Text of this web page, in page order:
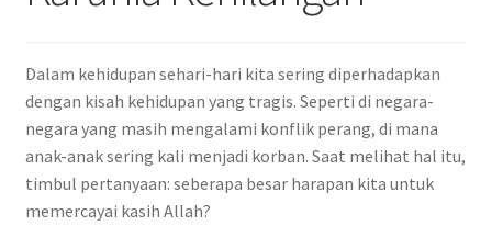
Dalam kehidupan sehari-hari kita sering diperhadapkan
dengan kisah kehidupan yang tragis. Seperti di negara-
negara yang masih mengalami konflik perang, di mana
anak-anak sering kali menjadi korban. Saat melihat hal itu,
timbul pertanyaan: seberapa besar harapan kita untuk
memercayai kasih Allah?